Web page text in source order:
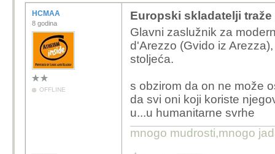
HCMAA
8 godina
OFFLINE
Europski skladatelji
Glavni zaslužnik za
d'Arezzo (Gvido iz
stoljeća.
s obzirom da on ne može
da svi oni koji koriste
u...u humanitarne svrhe
mnogo mudrosti,mnogo